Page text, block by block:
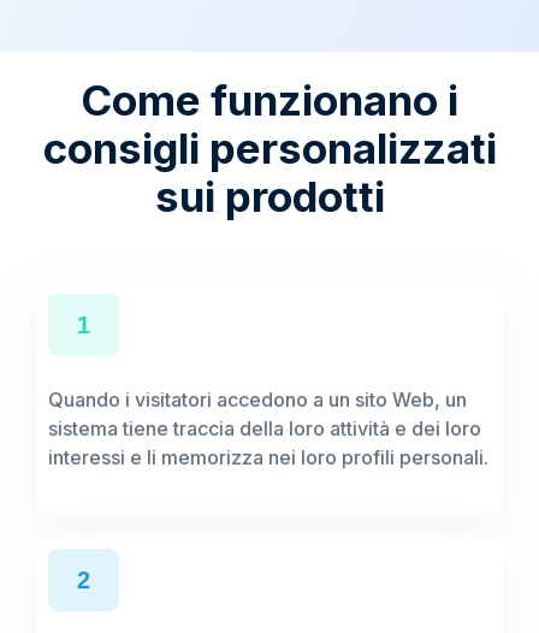
Come funzionano i
consigli personalizzati
sui prodotti
1
Quando i visitatori accedono a un sito Web, un
sistema tiene traccia della loro attività e dei loro
interessi e li memorizza nei loro profili personali.
2